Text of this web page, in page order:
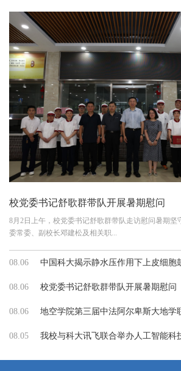
校党委书记舒歌群带队开展暑期慰问
8月2日上午，校党委书记舒歌群带队走访慰问暑期坚
委常委、副校长邓建松及相关职...
08.06 中国科大揭示静水压作用下上皮细胞
08.06 校党委书记舒歌群带队开展暑期慰问
08.06 地空学院第三届中法阿尔卑斯大地学
08.05 我校与科大讯飞联合举办人工智能科